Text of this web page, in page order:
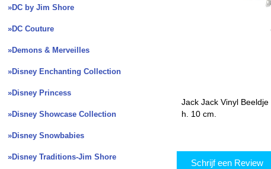
»DC by Jim Shore
»DC Couture
»Demons & Merveilles
»Disney Enchanting Collection
»Disney Princess
»Disney Showcase Collection
»Disney Snowbabies
»Disney Traditions-Jim Shore
Jack Jack Vinyl Beeldje
h. 10 cm.
Schrijf een Review